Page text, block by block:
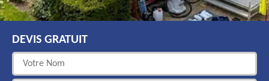
DEVIS GRATUIT